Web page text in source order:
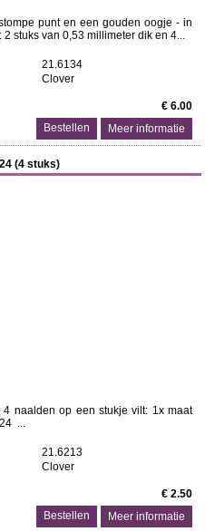
punt en een gouden oogje - in
stuks van 0,53 millimeter dik en 4...
21.6134
Clover
€ 6.00
Meer informatie
(4 stuks)
naalden op een stukje vilt: 1x maat
...
21.6213
Clover
€ 2.50
Meer informatie